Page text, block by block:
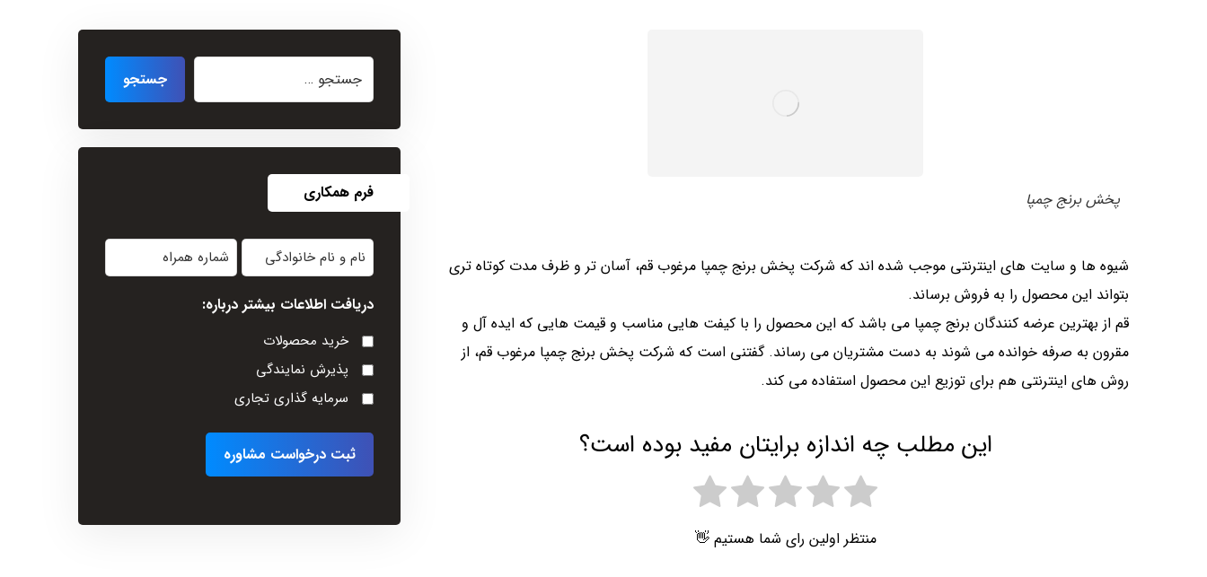
پخش برنج چمپا
شیوه ها و سایت های اینترنتی موجب شده اند که شرکت پخش برنج چمپا مرغوب قم، آسان تر و ظرف مدت کوتاه تری
بتواند این محصول را به فروش برساند.
قم از بهترین عرضه کنندگان برنج چمپا می باشد که این محصول را با کیفت هایی مناسب و قیمت هایی که ایده آل و
مقرون به صرفه خوانده می شوند به دست مشتریان می رساند. گفتنی است که شرکت پخش برنج چمپا مرغوب قم، از
روش های اینترنتی هم برای توزیع این محصول استفاده می کند.
این مطلب چه اندازه برایتان مفید بوده است؟
منتظر اولین رای شما هستیم 👋
فرم همکاری
نام
و
نام
خانوادگی
(Required)
شماره
همراه
دریافت اطلاعات بیشتر درباره:
خرید محصولات
پذیرش نمایندگی
سرمایه گذاری تجاری